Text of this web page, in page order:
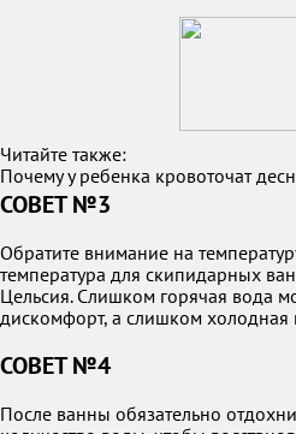
Читайте также:
Почему у ребенка кровоточат
СОВЕТ №3
Обратите внимание на
температура для скипидарных
Цельсия. Слишком горячая вода
дискомфорт, а слишком холодная
СОВЕТ №4
После ванны обязательно